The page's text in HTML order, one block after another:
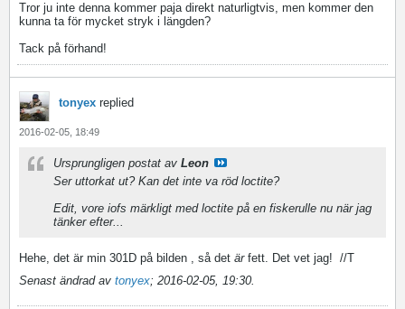
Tror ju inte denna kommer paja direkt naturligtvis, men kommer den
kunna ta för mycket stryk i längden?
Tack på förhand!
tonyex replied
2016-02-05, 18:49
Ursprungligen postat av Leon
Ser uttorkat ut? Kan det inte va röd loctite?
Edit, vore iofs märkligt med loctite på en fiskerulle nu när jag
tänker efter...
Hehe, det är min 301D på bilden , så det ärfett. Det vet jag! //T
Senast ändrad av tonyex; 2016-02-05, 19:30.